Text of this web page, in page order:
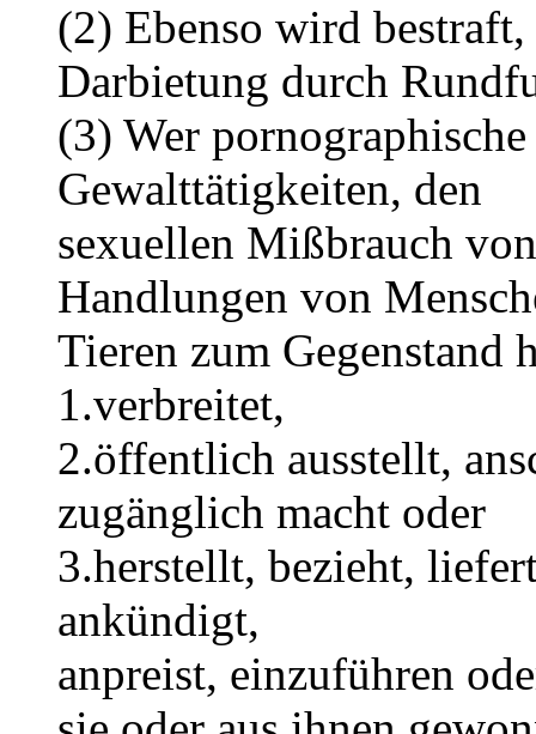
(2) Ebenso wird
Darbietung durch
(3) Wer
Gewalttätigkeiten, den
sexuellen Mißbrauch
Handlungen von
Tieren zum Gegenstand
1.verbreitet,
2.öffentlich ausstellt,
zugänglich macht oder
3.herstellt, bezieht,
ankündigt,
anpreist, einzuführen